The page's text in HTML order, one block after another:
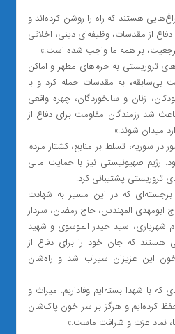
هستند که راه را روشن کرده‌اند و
از مقدسات، وظیفه‌ای دینی، اخلاقی
بر همه ما واجب شده است.»
تروریستی به حرم‌های مطهر و اماکن
بی‌سابقه، به مقدسات حمله کرد و با
زنان و سالخوردگان، چهره واقعی
شد رزمندگان مقاومت برای دفاع از
میدان شوند.»
در سوریه، تسلط بر منابع، کشتار مردم
رژیم صهیونیستی نیز با حمایت مالی
تروریستی پشتیبانی کرد.
برجسته‌ای که در این مسیر به شهادت
المهندس، حاج رمضان، سردار
شهریاری، سید حیدر الموسوی و شهید
که جان خود را برای دفاع از
این عزیزان سیراب شد و راه‌شان
که با شهدا بسته‌ایم وفاداریم. میراث و
کرده‌ایم و هرگز بر سر خون پاک‌شان
نماد عزت و شرافت ماست.»